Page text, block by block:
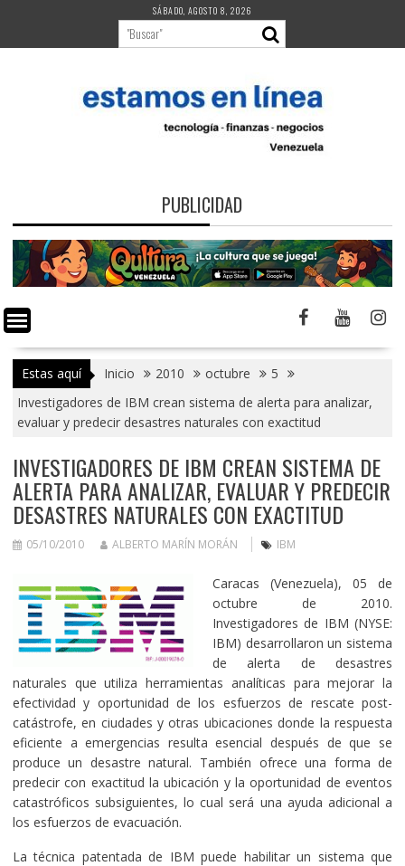
contenido
SÁBADO, AGOSTO 8, 2026
PUBLICIDAD
Estas aquí Inicio 2010 octubre
5
Investigadores de IBM crean sistema de alerta para analizar,
evaluar y predecir desastres naturales con exactitud
INVESTIGADORES DE IBM CREAN SISTEMA DE
ALERTA PARA ANALIZAR, EVALUAR Y PREDECIR
DESASTRES NATURALES CON EXACTITUD
05/10/2010 ALBERTO MARÍN MORÁN IBM
Caracas (Venezuela), 05 de
octubre de 2010.
Investigadores de IBM (NYSE:
IBM) desarrollaron un sistema
de alerta de desastres
naturales que utiliza herramientas analíticas para mejorar la
efectividad y oportunidad de los esfuerzos de rescate post-
catástrofe, en ciudades y otras ubicaciones donde la respuesta
eficiente a emergencias resulta esencial después de que se
produce un desastre natural. También ofrece una forma de
predecir con exactitud la ubicación y la oportunidad de eventos
catastróficos subsiguientes, lo cual será una ayuda adicional a
los esfuerzos de evacuación.
La técnica patentada de IBM puede habilitar un sistema que